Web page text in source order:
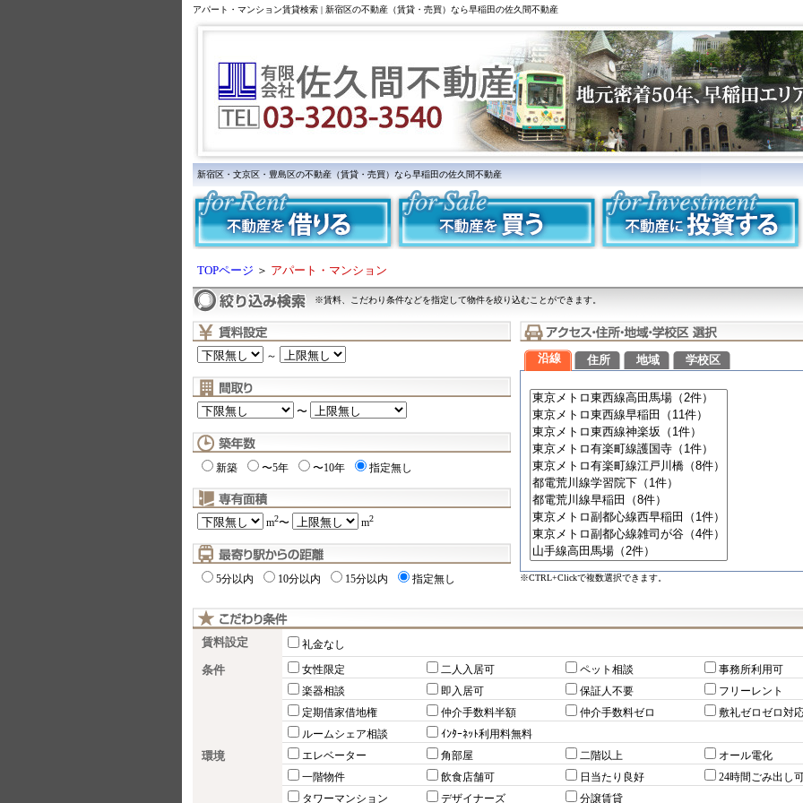
アパート・マンション賃貸検索 | 新宿区の不動産（賃貸・売買）なら早稲田の佐久間不動産
新宿区・文京区・豊島区の不動産（賃貸・売買）なら早稲田の佐久間不動産
TOPページ ＞ アパート・マンション
※賃料、こだわり条件などを指定して物件を絞り込むことができます。
～
〜
新築 〜5年 〜10年 指定無し
m2〜 m2
5分以内 10分以内 15分以内 指定無し
沿線 住所 地域 学校区
※CTRL+Clickで複数選択できます。
賃料設定 礼金なし
条件 女性限定 二人入居可 ペット相談
事務所利用可
楽器相談
即入居可 保証人不要
フリーレント
定期借家借地権
仲介手数料半額 仲介手数料ゼロ
敷礼ゼロゼロ対
ルームシェア相談
ｲﾝﾀｰﾈｯﾄ利用料無料
環境 エレベーター 角部屋 二階以上
オール電化
一階物件
飲食店舗可 日当たり良好
24時間ごみ出し
タワーマンション
デザイナーズ 分譲賃貸